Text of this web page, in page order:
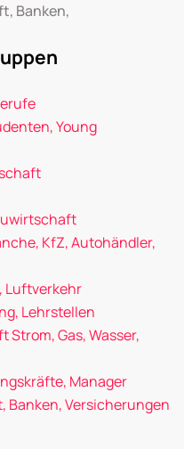
Banken,
Young
KfZ, Autohändler,
Luftverkehr
Lehrstellen
Gas, Wasser,
Manager
Banken, Versicherungen